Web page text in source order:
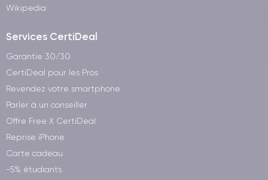
Wikipedia
Services CertiDeal
Garantie 30/30
CertiDeal pour les Pros
Revendez votre smartphone
Parler à un conseiller
Offre Free X CertiDeal
Reprise iPhone
Carte cadeau
-5% étudiants